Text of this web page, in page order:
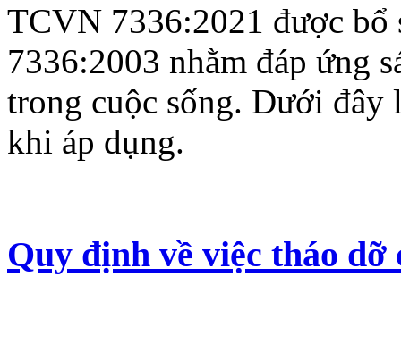
TCVN 7336:2021 được
7336:2003 nhằm đáp ứng
trong cuộc sống. Dưới
khi áp dụng.
Quy định về việc tháo dỡ